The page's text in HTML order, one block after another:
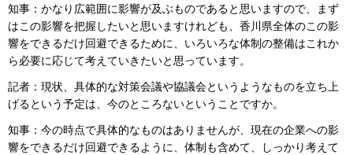
知事：かなり広範囲に影響が及ぶものであると思いますので、まず
はこの影響を把握したいと思いますけれども、香川県全体のこの影
響をできるだけ回避できるために、いろいろな体制の整備はこれか
ら必要に応じて考えていきたいと思っています。
記者：現状、具体的な対策会議や協議会というようなものを立ち上
げるという予定は、今のところないということですか。
知事：今の時点で具体的なものはありませんが、現在の企業への影
響をできるだけ回避できるように、体制も含めて、しっかり考えて